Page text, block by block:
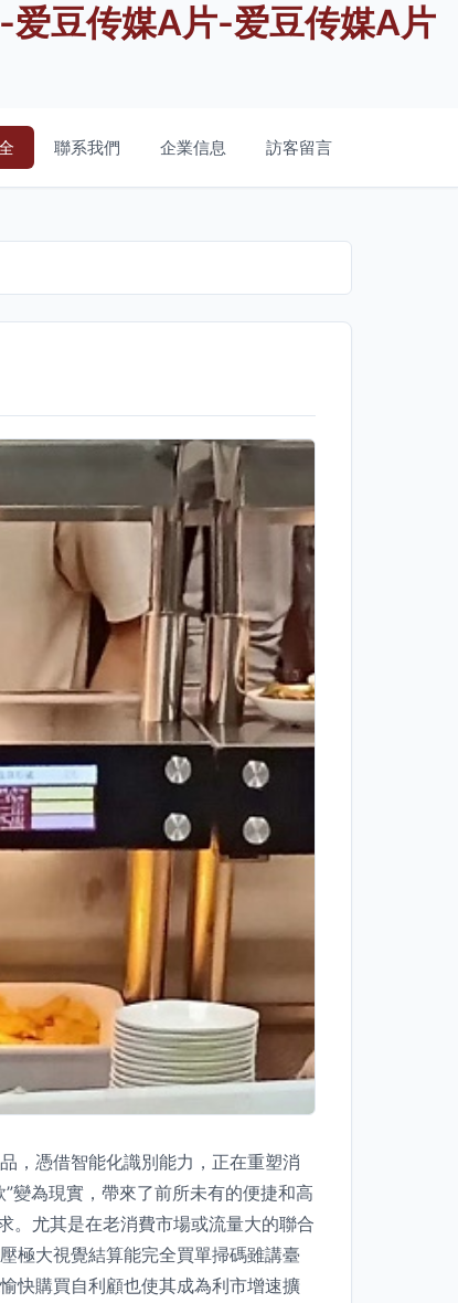
豆传媒A片-爱豆传媒A片
聯系我們 企業信息 訪客留言
，憑借智能化識別能力，正在重塑消
變為現實，帶來了前所未有的便捷和高
。尤其是在老消費市場或流量大的聯合
極大視覺結算能完全買單掃碼雖講臺
快購買自利顧也使其成為利市增速擴